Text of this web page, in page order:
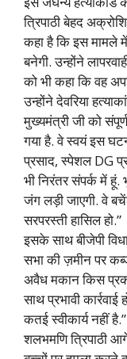
त्रिपाठी बेहद
कहा है कि इस मामले में
बनेगी. उन्होंने
को भी कहा कि वह
उन्होंने देवरिया
मुख्यमंत्री जी को
गया है. वे स्वयं इस
प्रसाद, स्पेशल DG
भी निरंतर संपर्क में हूं.
जंग लड़ी जाएगी. वे
सरपरस्ती हासिल हो.”
इसके साथ बीजेपी
सभा की ज़मीन पर
अवैध मकान किस
साथ प्रभावी
कतई स्वीकार्य नहीं है.”
शलभमणि त्रिपाठी